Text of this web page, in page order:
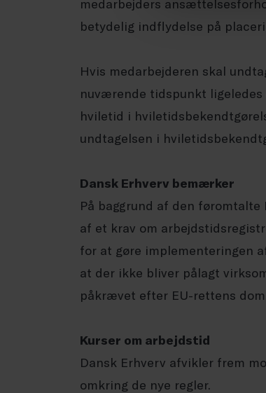
medarbejders
betydelig indflydelse på
Hvis medarbejderen skal
nuværende tidspunkt ligeledes
hviletid i
undtagelsen i
Dansk Erhverv bemærker
På baggrund af den
af et krav om
for at gøre implementeringen
at der ikke bliver pålagt
påkrævet efter EU-rettens
Kurser om arbejdstid
Dansk Erhverv afvikler frem
omkring de nye regler.